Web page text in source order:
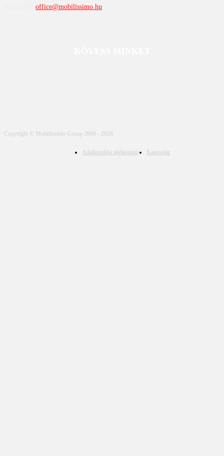
office@mobilissimo.hu
Copyright © Mobilissimo Group 2006 - 2026
Adatkezelési tájékoztató Kapcsolat